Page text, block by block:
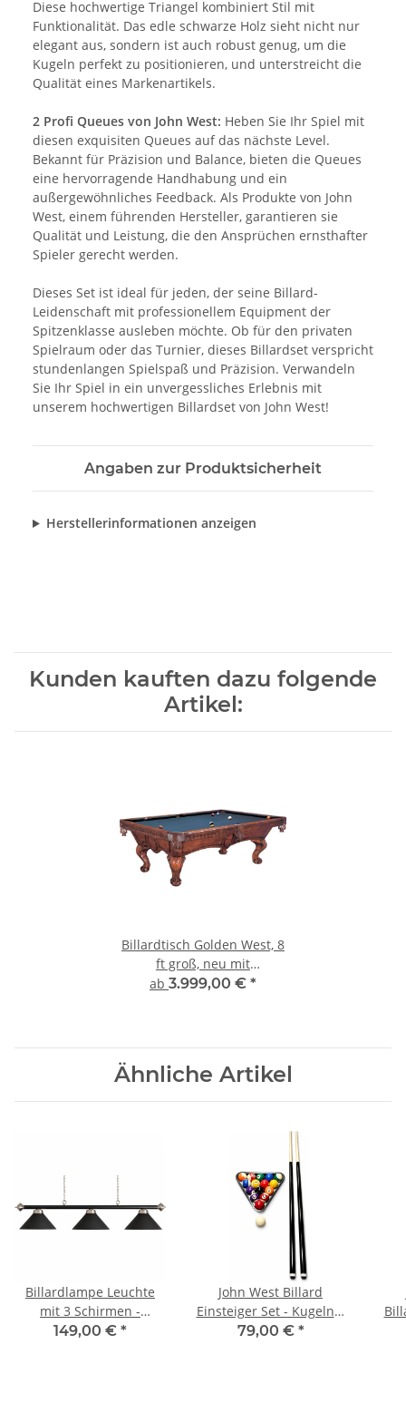
Diese hochwertige Triangel kombiniert Stil mit
Funktionalität. Das edle schwarze Holz sieht nicht nur
elegant aus, sondern ist auch robust genug, um die
Kugeln perfekt zu positionieren, und unterstreicht die
Qualität eines Markenartikels.
2 Profi Queues von John West: Heben Sie Ihr Spiel mit
diesen exquisiten Queues auf das nächste Level.
Bekannt für Präzision und Balance, bieten die Queues
eine hervorragende Handhabung und ein
außergewöhnliches Feedback. Als Produkte von John
West, einem führenden Hersteller, garantieren sie
Qualität und Leistung, die den Ansprüchen ernsthafter
Spieler gerecht werden.
Dieses Set ist ideal für jeden, der seine Billard-
Leidenschaft mit professionellem Equipment der
Spitzenklasse ausleben möchte. Ob für den privaten
Spielraum oder das Turnier, dieses Billardset verspricht
stundenlangen Spielspaß und Präzision. Verwandeln
Sie Ihr Spiel in ein unvergessliches Erlebnis mit
unserem hochwertigen Billardset von John West!
Angaben zur Produktsicherheit
Herstellerinformationen anzeigen
Kunden kauften dazu folgende
Artikel:
Billardtisch Golden West, 8
ft groß, neu mit
Schieferplatte
ab 3.999,00 € *
Ähnliche Artikel
Billardlampe Leuchte
mit 3 Schirmen -
Mattschwarz
149,00 € *
John West Billard
Einsteiger Set - Kugeln +
Triangel + 2 Queues
79,00 € *